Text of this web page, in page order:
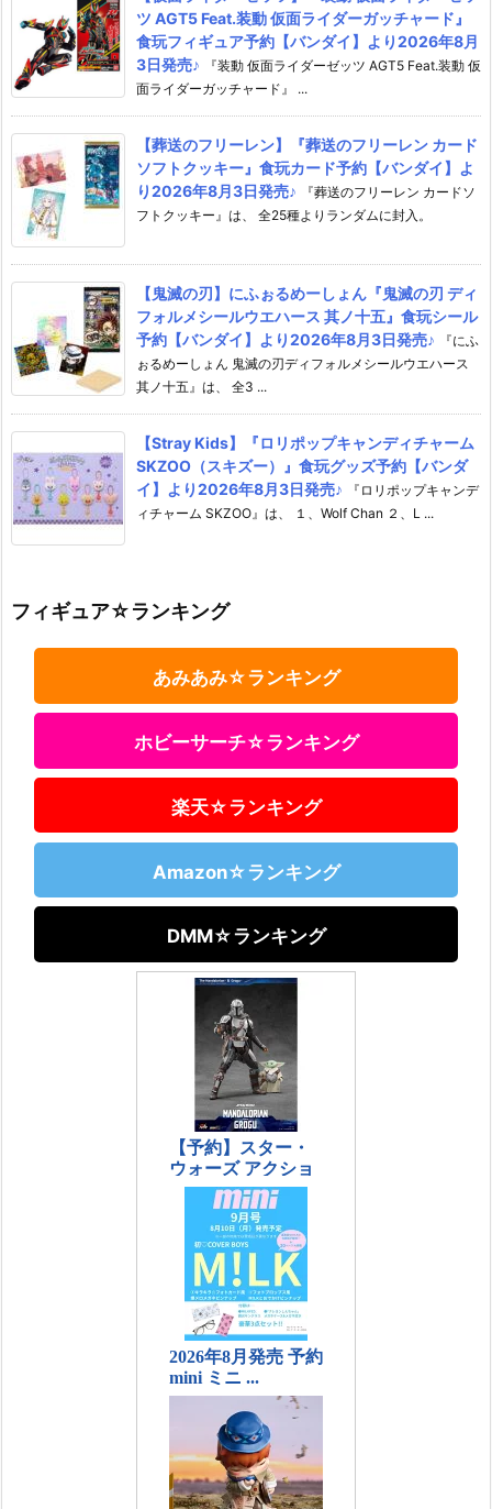
ツ AGT5 Feat.装動 仮面ライダーガッチャード』
食玩フィギュア予約【バンダイ】より2026年8月
3日発売♪
『装動 仮面ライダーゼッツ AGT5 Feat.装動 仮
面ライダーガッチャード』 ...
【葬送のフリーレン】『葬送のフリーレン カード
ソフトクッキー』食玩カード予約【バンダイ】よ
り2026年8月3日発売♪
『葬送のフリーレン カードソ
フトクッキー』は、 全25種よりランダムに封入。
【鬼滅の刃】にふぉるめーしょん『鬼滅の刃 ディ
フォルメシールウエハース 其ノ十五』食玩シール
予約【バンダイ】より2026年8月3日発売♪
『にふ
ぉるめーしょん 鬼滅の刃ディフォルメシールウエハース
其ノ十五』は、 全3 ...
【Stray Kids】『ロリポップキャンディチャーム
SKZOO（スキズー）』食玩グッズ予約【バンダ
イ】より2026年8月3日発売♪
『ロリポップキャンデ
ィチャーム SKZOO』は、 １、Wolf Chan ２、L ...
フィギュア☆ランキング
あみあみ☆ランキング
ホビーサーチ☆ランキング
楽天☆ランキング
Amazon☆ランキング
DMM☆ランキング